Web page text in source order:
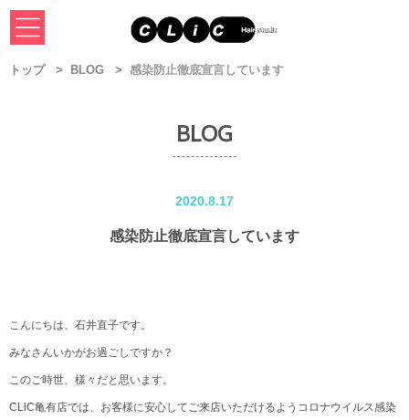
トップ BLOG 感染防止徹底宣言しています
BLOG
2020.8.17
感染防止徹底宣言しています
こんにちは、石井直子です。
みなさんいかがお過ごしですか？
このご時世、様々だと思います。
CLiC亀有店では、お客様に安心してご来店いただけるようコロナウイルス感染